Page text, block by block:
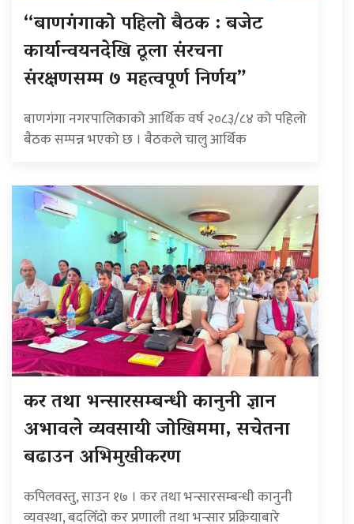
“बाणगंगाको पहिलो बैठक : बजेट
कार्यान्वयनदेखि ठूला संरचना
संरक्षणसम्म ७ महत्वपूर्ण निर्णय”
बाणगंगा नगरपालिकाको आर्थिक वर्ष २०८३/८४ को पहिलो
बैठक सम्पन्न भएको छ । बैठकले चालु आर्थिक
कर तथा भन्सारसम्बन्धी कानुनी ज्ञान
अभावले व्यवसायी जोखिममा, सचेतना
बढाउन अभिमुखीकरण
कपिलवस्तु, साउन १७ । कर तथा भन्सारसम्बन्धी कानुनी
व्यवस्था, बदलिँदो कर प्रणाली तथा भन्सार प्रक्रियाबारे